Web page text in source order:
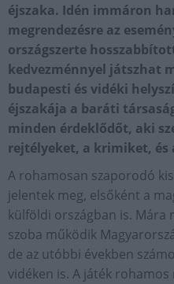
éjszaka. Idén immáron
megrendezésre az
országszerte
kedvezménnyel játszhat
budapesti és vidéki
éjszakája a baráti
minden érdeklődőt, aki
rejtélyeket, a krimiket,
A rohamosan szaporodó
jelentek meg, elsőként a
külföldi országban is. Mára
szoba működik
de az utóbbi években
vidéken is. A játék